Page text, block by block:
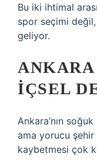
Bu iki ihtimal
spor seçimi
geliyor.
IÇSEL
Ankara’nın
ama yorucu şehir
kaybetmesi çok